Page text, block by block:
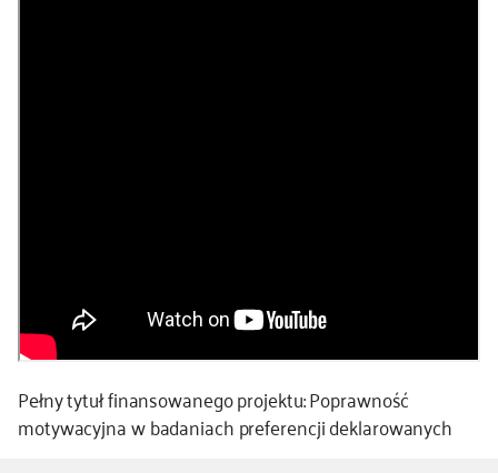
Pełny tytuł finansowanego projektu: Poprawność
motywacyjna w badaniach preferencji deklarowanych